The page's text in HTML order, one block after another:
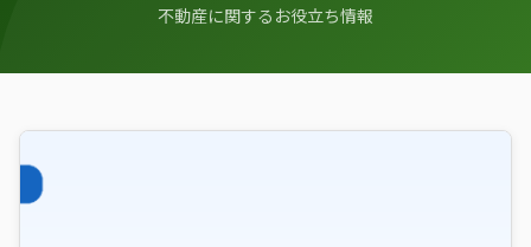
不動産に関するお役立ち情報